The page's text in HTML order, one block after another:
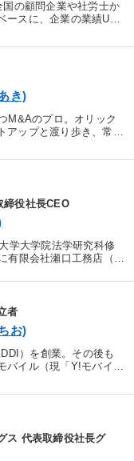
の顧問企業や社労士か
ースに、企業の業績UP
の中で培った知見や実績
き)
M&Aのプロ。オリック
アップと渡り歩き、常に
企業に指導。数々のM
役社長CEO
学大学院法学研究科修
有限会社瀬口工務店（現
学中に同社に入社し、代
者
お)
）を創業。その後も
バイル（現「Y!モバイ
日本を代表する連続起業
ス 代表取締役社長グ